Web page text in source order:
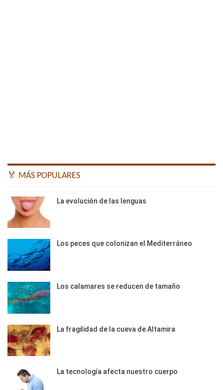
🏅 MÁS POPULARES
La evolución de las lenguas
Los peces que colonizan el Mediterráneo
Los calamares se reducen de tamaño
La fragilidad de la cueva de Altamira
La tecnología afecta nuestro cuerpo